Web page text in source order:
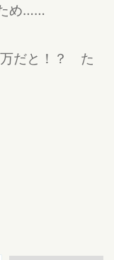
め……
だと！？ た